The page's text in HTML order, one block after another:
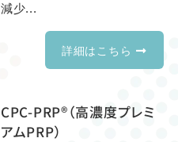
減少...
詳細はこちら
CPC-PRP®（高濃度プレミ
アムPRP）